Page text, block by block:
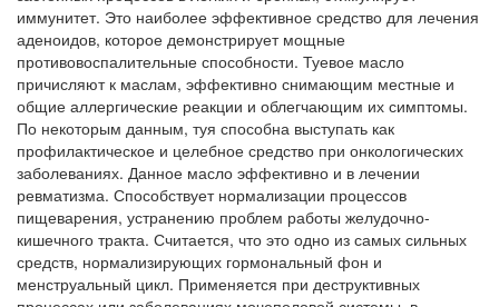
иммунитет. Это наиболее эффективное средство для лечения
аденоидов, которое демонстрирует мощные
противовоспалительные способности. Туевое масло
причисляют к маслам, эффективно снимающим местные и
общие аллергические реакции и облегчающим их симптомы.
По некоторым данным, туя способна выступать как
профилактическое и целебное средство при онкологических
заболеваниях. Данное масло эффективно и в лечении
ревматизма. Способствует нормализации процессов
пищеварения, устранению проблем работы желудочно-
кишечного тракта. Считается, что это одно из самых сильных
средств, нормализирующих гормональный фон и
менструальный цикл. Применяется при деструктивных